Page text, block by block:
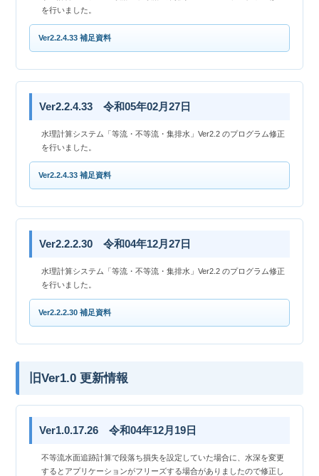
を行いました。
Ver2.2.4.33 補足資料
Ver2.2.4.33 令和05年02月27日
水理計算システム「等流・不等流・集排水」Ver2.2 のプログラム修正
を行いました。
Ver2.2.4.33 補足資料
Ver2.2.2.30 令和04年12月27日
水理計算システム「等流・不等流・集排水」Ver2.2 のプログラム修正
を行いました。
Ver2.2.2.30 補足資料
旧Ver1.0 更新情報
Ver1.0.17.26 令和04年12月19日
不等流水面追跡計算で段落ち損失を設定していた場合に、水深を変更
するとアプリケーションがフリーズする場合がありましたので修正し